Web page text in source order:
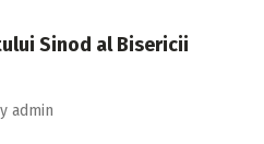
Sinod al Bisericii
admin